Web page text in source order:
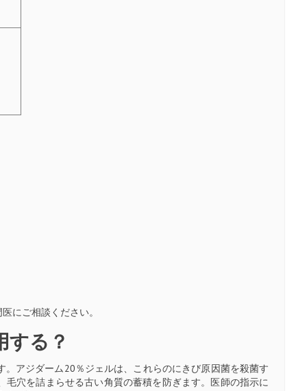
にご相談ください。
する？
アジダーム20％ジェルは、これらのにきび原因菌を殺菌す
穴を詰まらせる古い角質の蓄積を防ぎます。医師の指示に